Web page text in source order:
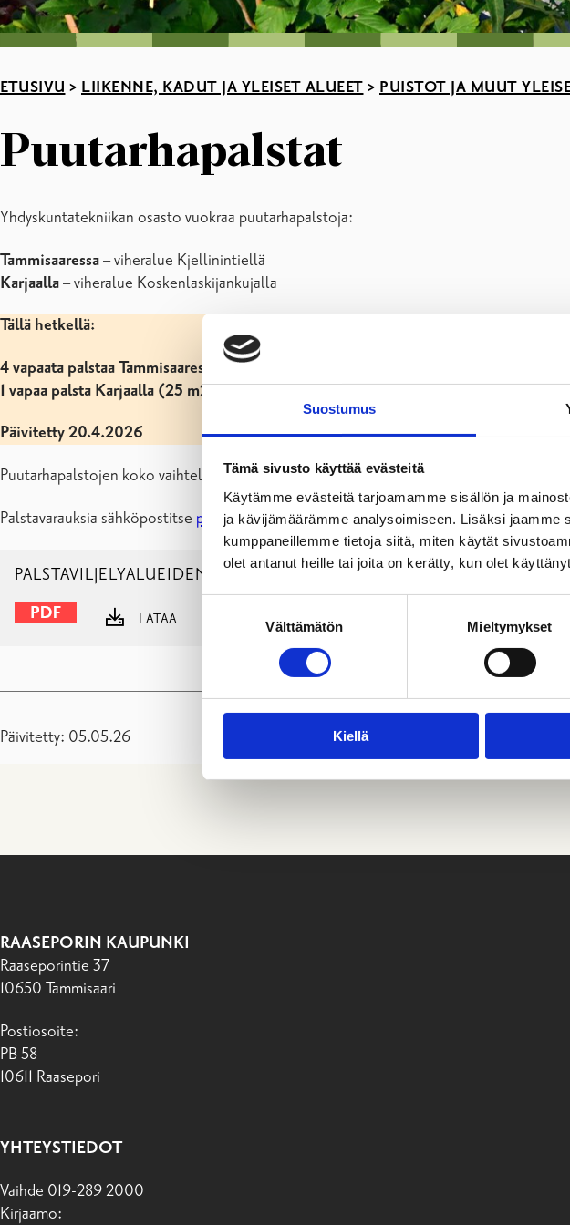
Suostumus
Tämä sivusto käyttää evästeitä
Käytämme evästeitä tarjoamamme sisällön ja
ja kävijämäärämme analysoimiseen. Lisäksi
kumppaneillemme tietoja siitä, miten käytät
olet antanut heille tai joita on kerätty, kun olet
Välttämätön Mieltymykset
Kiellä
ETUSIVU > LIIKENNE, KADUT JA YLEISET ALUEET > PUISTOT JA MUUT
Puutarhapalstat
Yhdyskuntatekniikan osasto vuokraa puutarhapalstoja:
Tammisaaressa– viheralue Kjellinintiellä
Karjaalla– viheralue Koskenlaskijankujalla
Tällä hetkellä:
4 vapaata palstaa Tammisaaressa (32 m2, 38 m2, 49 m2, 101 m2)
1 vapaa palsta Karjaalla (25 m2)
Päivitetty 20.4.2026
Puutarhapalstojen koko vaihtelee 50–200 m²:iin. Maksu: 0,50 €/m².
Palstavarauksia sähköpostitse puisto@raasepori.fi.
PALSTAVILJELYALUEIDEN YLEISET SÄÄNNÖT RAASEPORISSA
LATAA NÄYTÄ
Päivitetty: 05.05.26
RAASEPORIN KAUPUNKI
Raaseporintie 37
10650 Tammisaari
Postiosoite:
PB 58
10611 Raasepori
YHTEYSTIEDOT
Vaihde 019-289 2000
Kirjaamo: